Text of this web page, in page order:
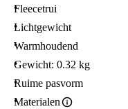
Fleecetrui
Lichtgewicht
Warmhoudend
Gewicht: 0.32 kg
Ruime pasvorm
Materialen